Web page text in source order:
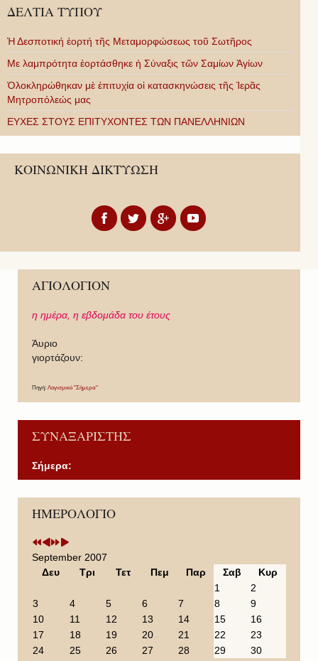
ΔΕΛΤΙΑ ΤΥΠΟΥ
Ἡ Δεσποτική ἑορτή τῆς Μεταμορφώσεως τοῦ Σωτῆρος
Με λαμπρότητα ἑορτάσθηκε ἡ Σύναξις τῶν Σαμίων Ἁγίων
Ὁλοκληρώθηκαν μὲ ἐπιτυχία οἱ κατασκηνώσεις τῆς Ἱερᾶς
Μητροπόλεώς μας
ΕΥΧΕΣ ΣΤΟΥΣ ΕΠΙΤΥΧΟΝΤΕΣ ΤΩΝ ΠΑΝΕΛΛΗΝΙΩΝ
ΚΟΙΝΩΝΙΚΗ ΔΙΚΤΥΩΣΗ
ΑΓΙΟΛΟΓΙΟΝ
η ημέρα, η εβδομάδα του έτους
Άυριο
γιορτάζουν:
Πηγή: Λογισμικό "Σήμερα"
ΣΥΝΑΞΑΡΙΣΤΗΣ
Σήμερα:
ΗΜΕΡΟΛΟΓΙΟ
P
r
v
i
e
a
r
P
r
v
i
o
o
t
N
e
t
Y
e
N
e
t
M
September 2007
Δευ
Τρι Τετ Πεμ Παρ Σαβ
Κυρ
1
2
3
4 5 6 7 8
9
10
11 12 13 14 15
16
17
18 19 20 21 22
23
24
25 26 27 28 29 30